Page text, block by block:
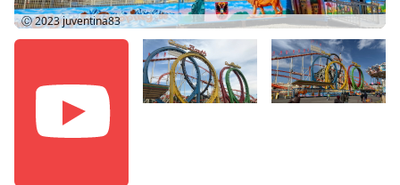
Ⓒ 2023juventina83